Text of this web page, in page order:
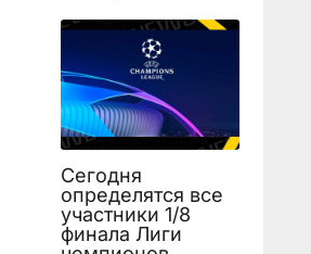
Сегодня
определятся все
участники 1/8
финала Лиги